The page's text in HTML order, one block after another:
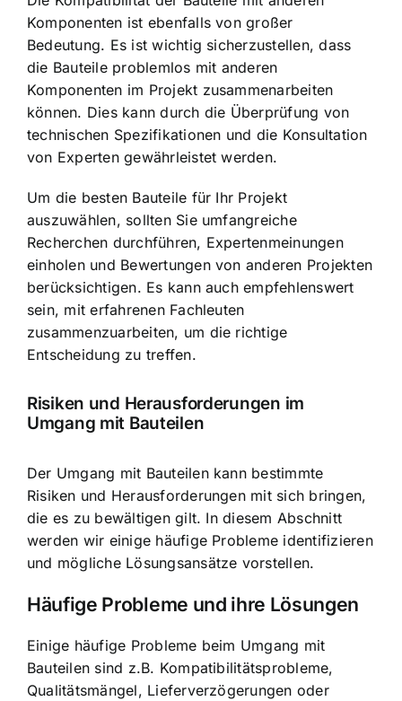
Komponenten ist ebenfalls von großer
Bedeutung. Es ist wichtig sicherzustellen, dass
die Bauteile problemlos mit anderen
Komponenten im Projekt zusammenarbeiten
können. Dies kann durch die Überprüfung von
technischen Spezifikationen und die Konsultation
von Experten gewährleistet werden.
Um die besten Bauteile für Ihr Projekt
auszuwählen, sollten Sie umfangreiche
Recherchen durchführen, Expertenmeinungen
einholen und Bewertungen von anderen Projekten
berücksichtigen. Es kann auch empfehlenswert
sein, mit erfahrenen Fachleuten
zusammenzuarbeiten, um die richtige
Entscheidung zu treffen.
Risiken und Herausforderungen im
Umgang mit Bauteilen
Der Umgang mit Bauteilen kann bestimmte
Risiken und Herausforderungen mit sich bringen,
die es zu bewältigen gilt. In diesem Abschnitt
werden wir einige häufige Probleme identifizieren
und mögliche Lösungsansätze vorstellen.
Häufige Probleme und ihre Lösungen
Einige häufige Probleme beim Umgang mit
Bauteilen sind z.B. Kompatibilitätsprobleme,
Qualitätsmängel, Lieferverzögerungen oder